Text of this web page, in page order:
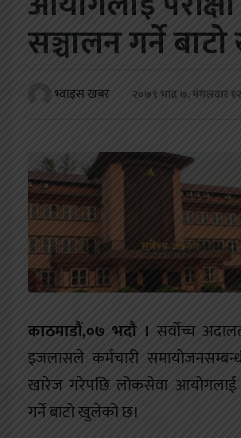
सञ्चालन गर्ने
भ्वाइस खबर २०७९ भाद्र ७, मंगलवार
काठमाडौं,०७ भदौ । सर्वोच्च
इजलासले कर्मचारी
खारेज गरेपछि लोकसेवा आयोगलाई
गर्ने बाटो खुलेको छ।